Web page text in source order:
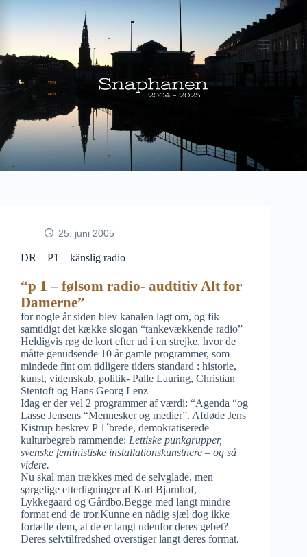
25. juni 2005
DR – P1 – känslig radio
“p 1 – følsom radio- audtitiv Alt for
Damerne”
for nogle år siden blev kanalen lagt om, og fik
samtidigt det kække slogan “tankevækkende radio”
Heldigvis røg de kort efter ud i en strejke, hvor de
måtte genudsende 10 år gamle programmer, som
mindede fint om tidligere tiders standard : historie,
kunst, videnskab, politik- Palle Lauring, Christian
Stentoft og Hans Georg Lenz
Idag er der vel 2 programmer af værdi: “Agenda “og
Lasse Jensens “Mennesker og medier”. Afdøde Jens
Kistrup beskrev P 1´brede, demokratiserede
kulturbegreb rammende: Lettiske punkgrupper,
svenske feministiske installationskunstnere – og så
videre.
Nu skal man trækkes med de selvglade, men
sørgelige efterligninger af Karl Bjarnhof,
Lykkegaard og Gårdbo.Begge med langt mindre
format end de tror.Kunne en nådig sjæl dog ikke
fortælle dem, at de er langt udenfor deres gebet?
Deres selvtilfredshed overstiger langt deres format.